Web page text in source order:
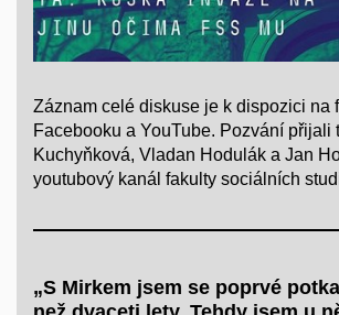
Záznam celé diskuse je k dispozici na
Facebooku a YouTube. Pozvání přijali
Kuchyňková, Vladan Hodulák a Jan
youtubový kanál fakulty sociálních
„S Mirkem jsem se poprvé